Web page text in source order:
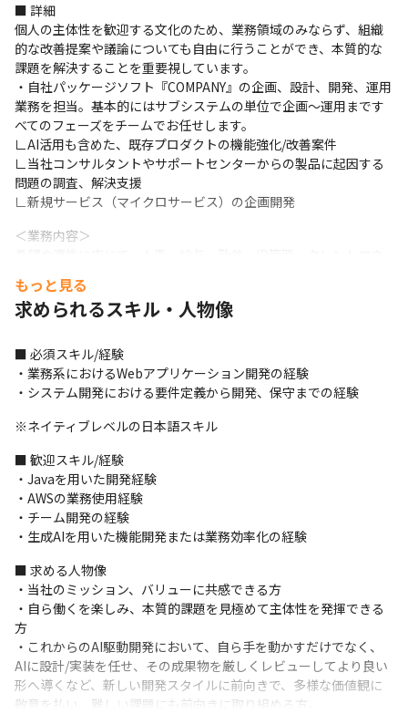
■ 詳細
個人の主体性を歓迎する文化のため、業務領域のみならず、組織
的な改善提案や議論についても自由に行うことができ、本質的な
課題を解決することを重要視しています。
・自社パッケージソフト『COMPANY』の企画、設計、開発、運用
業務を担当。基本的にはサブシステムの単位で企画～運用まです
べてのフェーズをチームでお任せします。
∟AI活用も含めた、既存プロダクトの機能強化/改善案件
∟当社コンサルタントやサポートセンターからの製品に起因する
問題の調査、解決支援
∟新規サービス（マイクロサービス）の企画開発
＜業務内容＞
程度のチームで、1カ月単位で設計～テストまでのサイクルを繰り
返します。
ント機能の企画、実装
・堅牢なバックエンド処理（非同期キュー、ストリーミング処理
など）の設計、開発
態管理およびUI/UXの設計（UI/UXチームと連携）
リケーションレイヤーでのコンテキスト制御やプロンプトエンジ
ニアリング
・サービス企画の立案
・要件定義、詳細設計、レビューなど
・UI/UXデザイン（UI/UXチームとの連携）、レビューなど
・実装、レビューなど
・テスト設計、テスト実施（自動化）、レビューなど
・コンサルタントやサポートセンターからの問い合わせ対応
・必要や役割に応じて、チームメンバーのマネジメント業務（ス
クラム、1on1、各種面談含む）
（変更の範囲）入社後は本職種に従事していただきます。その
後、本人の適性などにより当社業務全般に変更の可能性がありま
もっと見る
求められるスキル・人物像
■ 必須スキル/経験
・業務系におけるWebアプリケーション開発の経験
・システム開発における要件定義から開発、保守までの経験
※ネイティブレベルの日本語スキル
■ 歓迎スキル/経験
・Javaを用いた開発経験
・AWSの業務使用経験
・チーム開発の経験
・生成AIを用いた機能開発または業務効率化の経験
■ 求める人物像
・当社のミッション、バリューに共感できる方
・自ら働くを楽しみ、本質的課題を見極めて主体性を発揮できる
方
・これからのAI駆動開発において、自ら手を動かすだけでなく、
AIに設計/実装を任せ、その成果物を厳しくレビューしてより良い
形へ導くなど、新しい開発スタイルに前向きで、多様な価値観に
敬意を払い、難しい課題にも前向きに取り組める方。